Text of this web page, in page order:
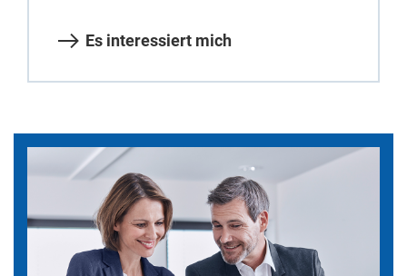
Es interessiert mich